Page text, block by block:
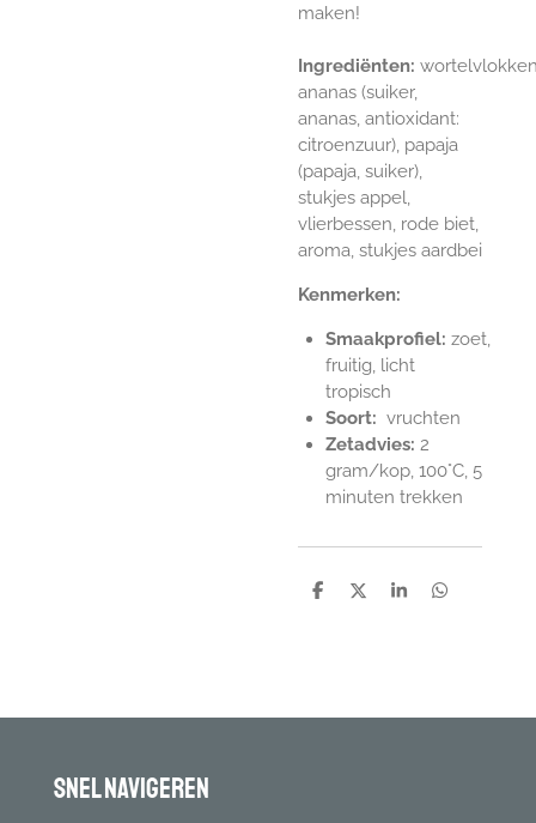
maken!
Ingrediënten:
ananas (suiker,
ananas, antioxidant:
citroenzuur), papaja
(papaja, suiker),
stukjes appel,
vlierbessen, rode biet,
aroma, stukjes aardbei
Kenmerken:
Smaakprofiel: zoet,
fruitig, licht
tropisch
Soort: vruchten
Zetadvies: 2
gram/kop, 100°C, 5
minuten trekken
D
D
S
D
Snel navigeren